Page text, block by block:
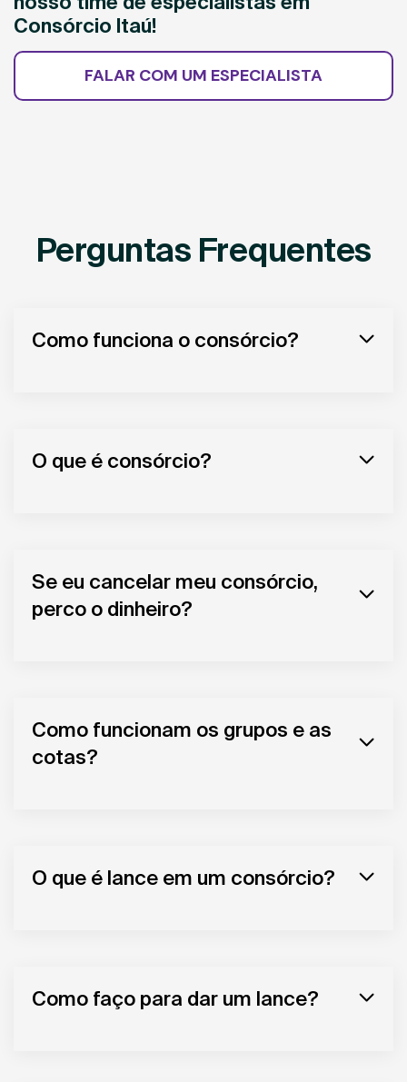
Consórcio Itaú!
FALAR COM UM ESPECIALISTA
Perguntas Frequentes
Como funciona o consórcio?
O que é consórcio?
Se eu cancelar meu consórcio,
perco o dinheiro?
Como funcionam os grupos e as
cotas?
O que é lance em um consórcio?
Como faço para dar um lance?